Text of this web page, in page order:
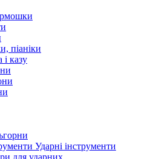
піаніки
казу
Ударні інструменти
для ударних